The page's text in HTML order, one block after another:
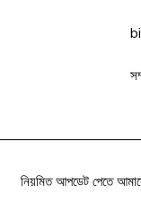
নিয়মিত আপডেট পেতে